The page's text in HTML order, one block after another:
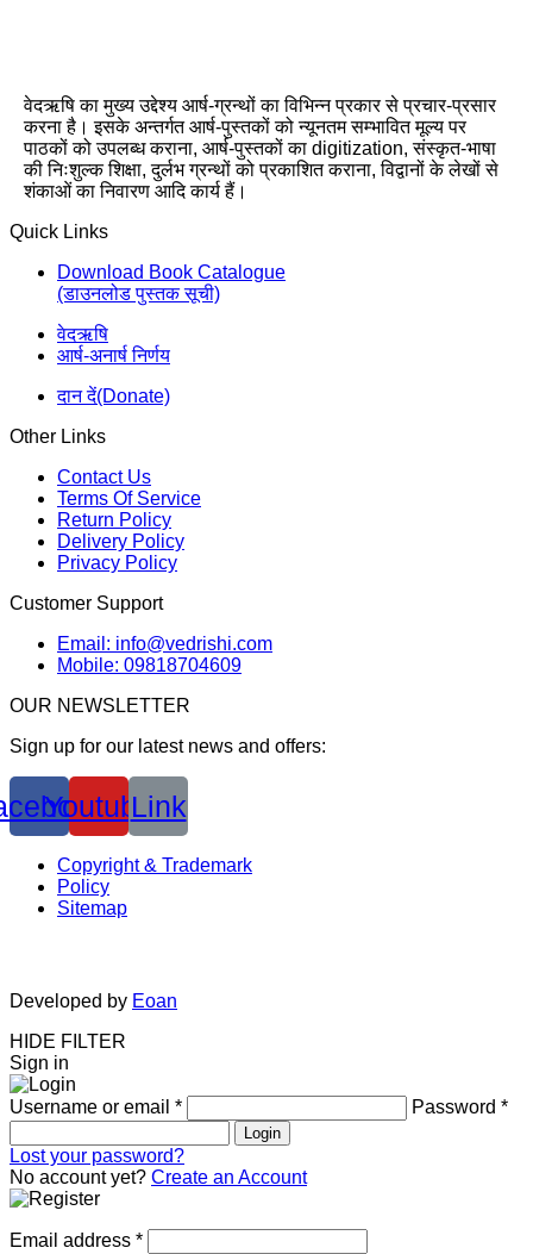
वेदऋषि का मुख्य उद्देश्य आर्ष-ग्रन्थों का विभिन्न प्रकार से प्रचार-प्रसार
करना है। इसके अन्तर्गत आर्ष-पुस्तकों को न्यूनतम सम्भावित मूल्य पर
पाठकों को उपलब्ध कराना, आर्ष-पुस्तकों का digitization, संस्कृत-भाषा
की निःशुल्क शिक्षा, दुर्लभ ग्रन्थों को प्रकाशित कराना, विद्वानों के लेखों से
शंकाओं का निवारण आदि कार्य हैं।
Quick Links
Download Book Catalogue
(डाउनलोड पुस्तक सूची)
वेदऋषि
आर्ष-अनार्ष निर्णय
दान दें(Donate)
Other Links
Contact Us
Terms Of Service
Return Policy
Delivery Policy
Privacy Policy
Customer Support
Email: info@vedrishi.com
Mobile: 09818704609
OUR NEWSLETTER
Sign up for our latest news and offers:
YoutubeLink
Copyright & Trademark
Policy
Sitemap
Developed by Eoan
HIDE FILTER
Sign in
Username or email * Password *
Login
Lost your password?
No account yet? Create an Account
Email address *